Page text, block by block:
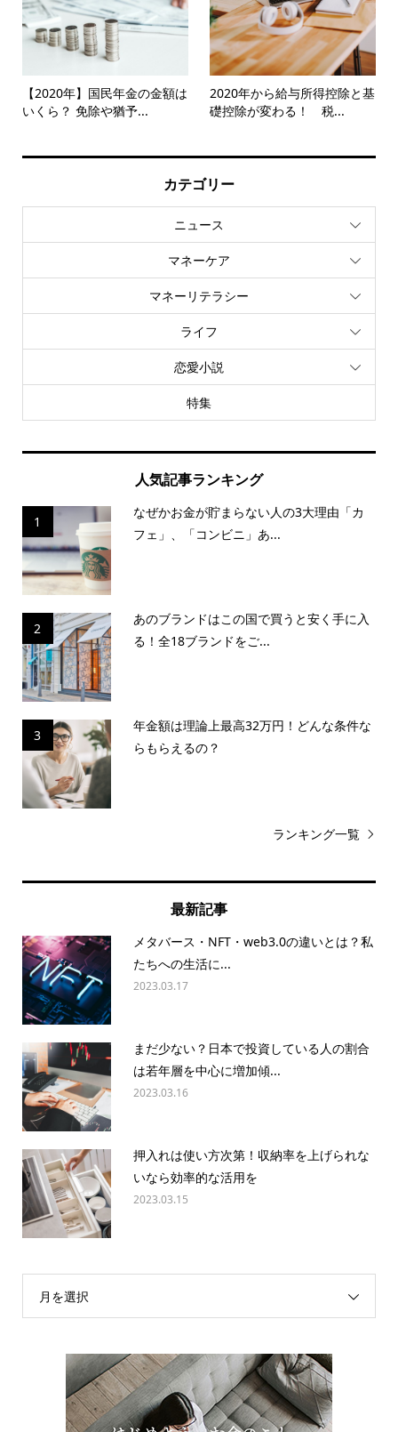
【2020年】国民年金の金額は
いくら？ 免除や猶予...
2020年から給与所得控除と基
礎控除が変わる！ 税...
カテゴリー
ニュース
マネーケア
マネーリテラシー
ライフ
恋愛小説
特集
人気記事ランキング
1
なぜかお金が貯まらない人の3大理由「カ
フェ」、「コンビニ」あ...
2
あのブランドはこの国で買うと安く手に入
る！全18ブランドをご...
3
年金額は理論上最高32万円！どんな条件な
らもらえるの？
ランキング一覧
最新記事
メタバース・NFT・web3.0の違いとは？私
たちへの生活に...
2023.03.17
まだ少ない？日本で投資している人の割合
は若年層を中心に増加傾...
2023.03.16
押入れは使い方次第！収納率を上げられな
いなら効率的な活用を
2023.03.15
月を選択